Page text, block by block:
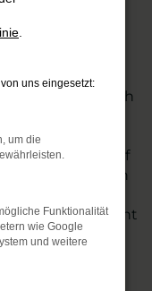
kann so einfach
machen Sie
und Qualität.
1977 und ist tief
Standorten
Sie da und
Es geht
von Škoda,
und
stellt.
uns eingesetzt:
um die
Funktionalität
wie Google
und weitere